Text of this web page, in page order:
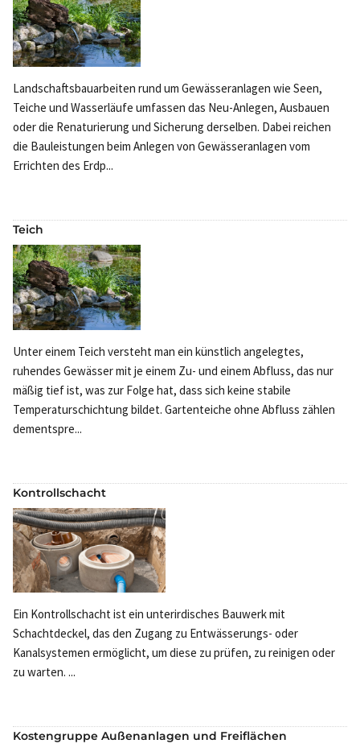
Landschaftsbauarbeiten rund um Gewässeranlagen wie Seen,
Teiche und Wasserläufe umfassen das Neu-Anlegen, Ausbauen
oder die Renaturierung und Sicherung derselben. Dabei reichen
die Bauleistungen beim Anlegen von Gewässeranlagen vom
Errichten des Erdp...
Teich
Unter einem Teich versteht man ein künstlich angelegtes,
ruhendes Gewässer mit je einem Zu- und einem Abfluss, das nur
mäßig tief ist, was zur Folge hat, dass sich keine stabile
Temperaturschichtung bildet. Gartenteiche ohne Abfluss zählen
dementspre...
Kontrollschacht
Ein Kontrollschacht ist ein unterirdisches Bauwerk mit
Schachtdeckel, das den Zugang zu Entwässerungs- oder
Kanalsystemen ermöglicht, um diese zu prüfen, zu reinigen oder
zu warten. ...
Kostengruppe Außenanlagen und Freiflächen